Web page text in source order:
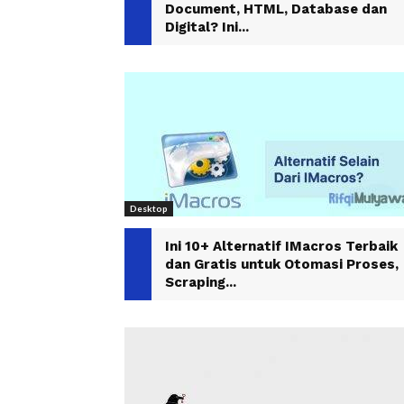
Document, HTML, Database dan
Digital? Ini...
Desktop
Ini 10+ Alternatif IMacros Terbaik
dan Gratis untuk Otomasi Proses,
Scraping...